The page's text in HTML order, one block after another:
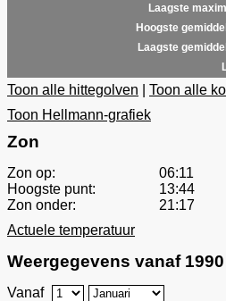
Laagste
Hoogste
Laagste
Toon alle hittegolven
Toon alle
Toon Hellmann-grafiek
Zon
Zon op:
06:11
Hoogste punt:
13:44
Zon onder:
21:17
Actuele temperatuur
Weergegevens vanaf 1990
Vanaf